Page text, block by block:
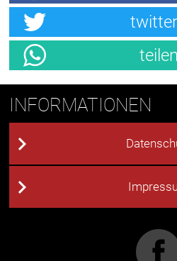
teilen
INFORMATIONEN